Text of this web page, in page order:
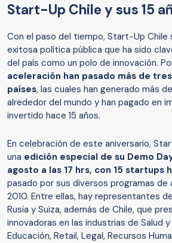
Start-Up Chile y sus 15
Con el paso del tiempo, Start-Up Chile
exitosa política pública que ha sido
del país como un polo de innovación.
aceleración han pasado más de
países, las cuales han generado más
alrededor del mundo y han pagado en
invertido hace 15 años.
En celebración de este aniversario,
una edición especial de su Demo
agosto a las 17 hrs, con 15 startups
pasado por sus diversos programas de
2010. Entre ellas, hay representantes
Rusia y Suiza, además de Chile, que
innovadoras en las industrias de Salud
Educación, Retail, Legal, Recursos